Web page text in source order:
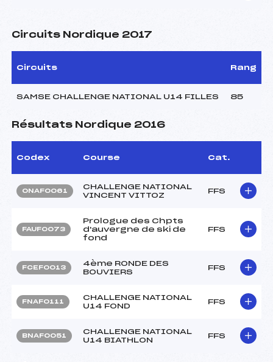
Circuits Nordique 2017
Circuits Rang
SAMSE CHALLENGE NATIONAL U14 FILLES 85
Résultats Nordique 2016
Codex Course Cat.
ONAF0061
CHALLENGE NATIONAL
VINCENT VITTOZ
FFS
FAUF0073
Prologue des Chpts
d'auvergne de ski de
fond
FFS
FCEF0013
4ème RONDE DES
BOUVIERS
FFS
FNAF0111
CHALLENGE NATIONAL
U14 FOND
FFS
BNAF0051
CHALLENGE NATIONAL
U14 BIATHLON
FFS